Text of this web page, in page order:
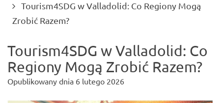
Tourism4SDG w Valladolid: Co Regiony Mogą
Zrobić Razem?(current)
Tourism4SDG w Valladolid: Co
Regiony Mogą Zrobić Razem?
Opublikowany dnia 6 lutego 2026